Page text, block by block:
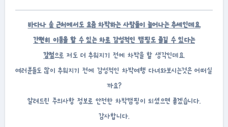
바다나 숲 근처에서도 요즘 차박하는 사람들이 늘어나는 추세인데요.
간편히 이동을 할 수 있는 차로 감성적인 캠핑도 즐길 수 있다는
강점으로 저도 더 추워지기 전에 차박을 할 생각인데요.
여러분들도 많이 추워지기 전에 감성적인 차박여행 다녀와보시는것은 어떠실
까요?
알려드린 주의사항 정보로 안전한 차박캠핑이 되셨으면 좋겠습니다.
감사합니다.